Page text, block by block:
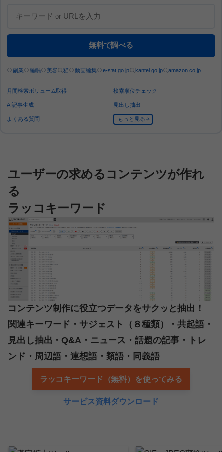
無料で調べる
副業 睡眠 美容 猫 動画編集 e-stat.go.jp kantei.go.jp amazon.co.jp
月間検索ボリューム取得 検索順位チェック
AI記事生成 見出し抽出
よくある質問 もっと見る
ユーザーの求めるコンテンツが作れ
る
ラッコキーワード
コンテンツ制作に役立つデータをサクッと抽出！
関連キーワード・サジェスト（８種類）・共起語・
見出し抽出・Q&A・ニュース・話題の記事・トレ
ンド・周辺語・連想語・類語・同義語
ラッコキーワード（無料）を使ってみる
サービス資料ダウンロード